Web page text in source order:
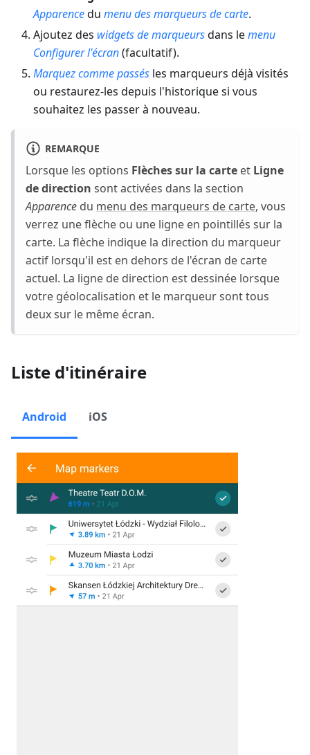
Apparencedu menu des marqueurs de carte.
Ajoutez des widgets de marqueursdans lemenu
Configurer l'écran(facultatif).
Marquez comme passés les marqueurs déjà visités
ou restaurez-les depuis l'historique si vous
souhaitez les passer à nouveau.
REMARQUE
Lorsque les options Flèches sur la carte et Ligne
de direction sont activées dans la section
Apparence du menu des marqueurs de carte, vous
verrez une flèche ou une ligne en pointillés sur la
carte. La flèche indique la direction du marqueur
actif lorsqu'il est en dehors de l'écran de carte
actuel. La ligne de direction est dessinée lorsque
votre géolocalisation et le marqueur sont tous
deux sur le même écran.
Liste d'itinéraire
Android iOS